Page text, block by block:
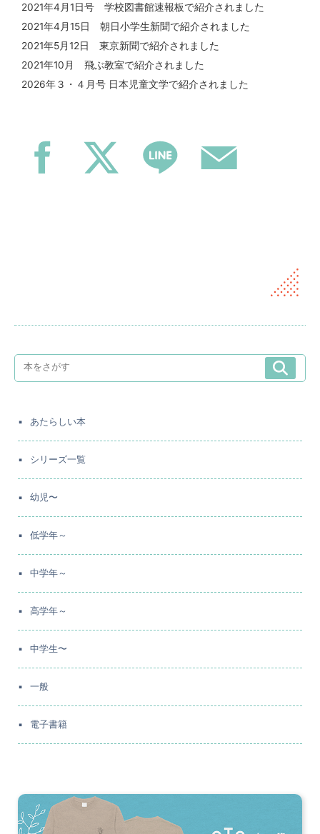
2021年4月1日号 学校図書館速報板で紹介されました
2021年4月15日 朝日小学生新聞で紹介されました
2021年5月12日 東京新聞で紹介されました
2021年10月 飛ぶ教室で紹介されました
2026年３・４月号 日本児童文学で紹介されました
あたらしい本
シリーズ一覧
幼児〜
低学年～
中学年～
高学年～
中学生〜
一般
電子書籍